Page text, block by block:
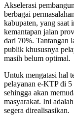
Akselerasi
berbagai
kabupaten, yang saat
kemantapan jalan
dari 70%. Tantangan
publik khususnya
masih belum optimal.
Untuk mengatasi hal
pelayanan e-KTP di 5
sehingga akan
masyarakat. Ini
segera direalisasikan.